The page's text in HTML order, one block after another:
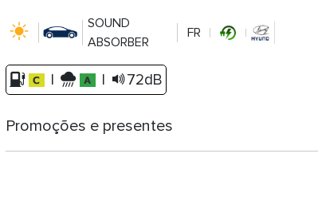
SOUND
ABSORBER
FR
| | 72dB
Promoções e presentes